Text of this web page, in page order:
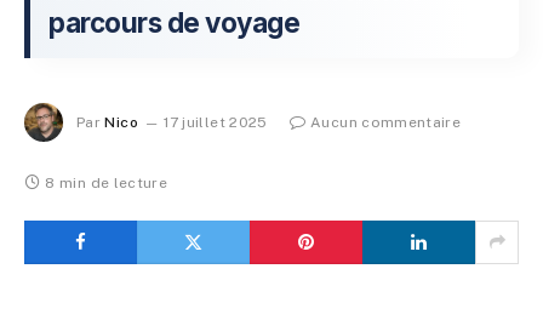
parcours de voyage
Par Nico 17 juillet 2025 Aucun commentaire
8 min de lecture